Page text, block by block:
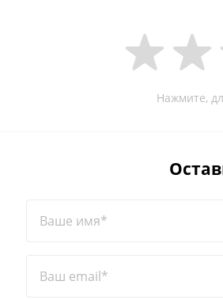
Нажмите,
Ваше имя*
Ваш email*